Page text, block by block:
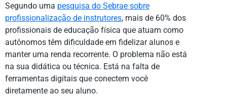
Segundo uma pesquisa do Sebrae sobre
profissionalização de instrutores, mais de 60% dos
profissionais de educação física que atuam como
autônomos têm dificuldade em fidelizar alunos e
manter uma renda recorrente. O problema não está
na sua didática ou técnica. Está na falta de
ferramentas digitais que conectem você
diretamente ao seu aluno.